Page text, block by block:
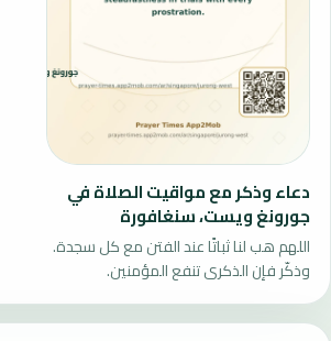
دعاء وذكر مع مواقيت الصلاة في
جورونغ ويست، سنغافورة
اللهم هب لنا ثباتًا عند الفتن مع كل سجدة.
وذكّر فإن الذكرى تنفع المؤمنين.